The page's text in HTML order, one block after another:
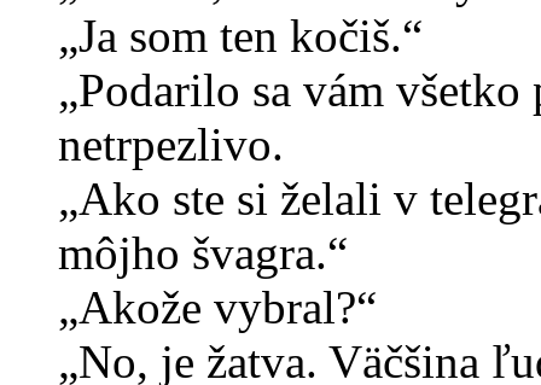
„Ja som ten kočiš.“
„Podarilo sa vám
netrpezlivo.
„Ako ste si želali v
môjho švagra.“
„Akože vybral?“
„No, je žatva. Väčšina